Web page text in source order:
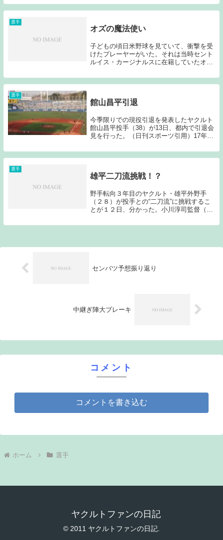
トドラフト予想遊び」、「2019ヤクルトの
ドラフト（４） 番外編」どちらの記事で
選手
オズの魔法使い
子どもの頃日米野球を見ていて、衝撃を受
けたプレーヤーがいた。それは当時セント
ルイス・カージナルスに在籍していたオジ
そらく９２年の日米野球であると思われる
ため、すでにオジー・スミスは晩年だった
選手
館山昌平引退
今季限りでの現役引退を発表したヤクルト
館山昌平投手（38）が13日、都内で引退会
見を行った。（日刊スポーツ引用）17年間
館山がついに引退することとなった。大き
な故障、手術を繰り返した野球人生であ
選手
雄平二刀流挑戦！？
野手転向３年目のヤクルト・雄平外野手
（２８）が投手との“二刀流”に挑戦するこ
とが１２日、分かった。小川淳司監督（５
ャンプでブルペンに入る。来年２月の沖
センバツ予想振り返り
中継ぎ陣大ブレーキ
コメント
コメントを書き込む
ホーム 選手
ヤクルトファンの日記
© 2011 ヤクルトファンの日記.